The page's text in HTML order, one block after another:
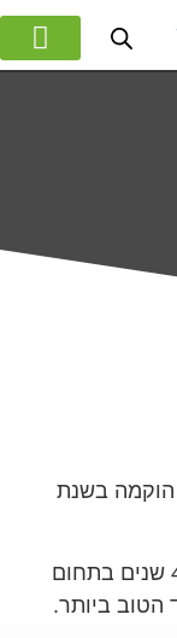
הוקמה בשנת
למייסד החברה ניסיון של למעלה מ-40 שנים בתחום
הטוב ביותר.